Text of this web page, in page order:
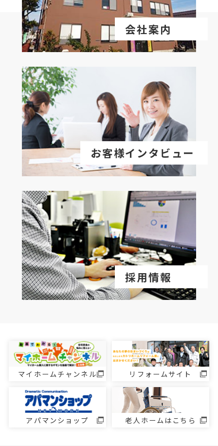
会社案内
お客様インタビュー
採用情報
マイホームチャンネル リフォームサイト
アパマンショップ 老人ホームはこちら